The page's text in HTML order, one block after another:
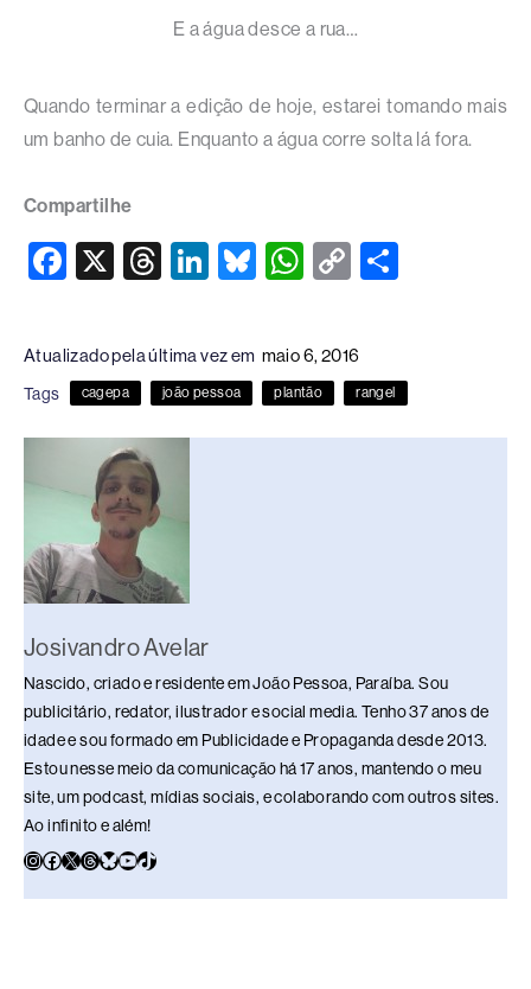
E a água desce a rua…
Quando terminar a edição de hoje, estarei tomando mais
um banho de cuia. Enquanto a água corre solta lá fora.
Compartilhe
F
e
b
o
o
X
T
a
d
s
Li
e
dI
n
Bl
sk
y
W
s
A
p
C
y
Li
n
e
Atualizado pela última vez em maio 6, 2016
Tags cagepa joão pessoa plantão rangel
Josivandro Avelar
Nascido, criado e residente em João Pessoa, Paraíba. Sou
publicitário, redator, ilustrador e social media. Tenho 37 anos de
idade e sou formado em Publicidade e Propaganda desde 2013.
Estou nesse meio da comunicação há 17 anos, mantendo o meu
site, um podcast, mídias sociais, e colaborando com outros sites.
Ao infinito e além!